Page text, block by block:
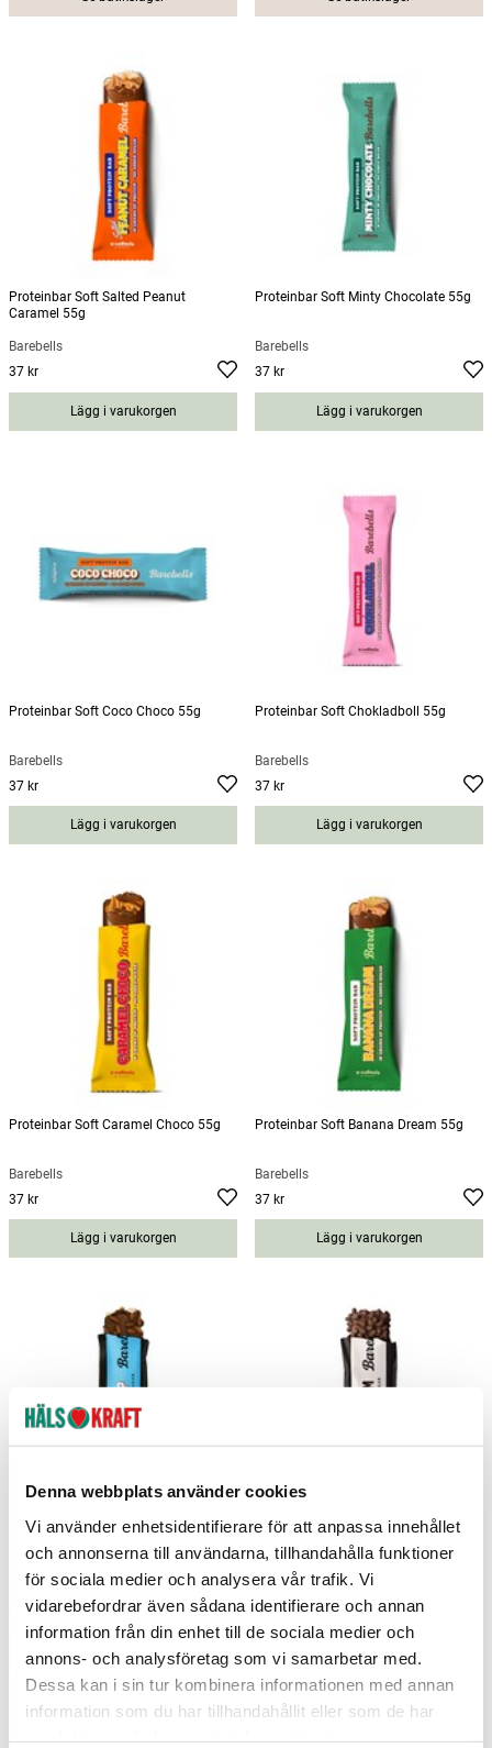
Denna webbplats använder cookies
Vi använder enhetsidentifierare för att anpassa innehållet
och annonserna till användarna, tillhandahålla funktioner
för sociala medier och analysera vår trafik. Vi
vidarebefordrar även sådana identifierare och annan
information från din enhet till de sociala medier och
annons- och analysföretag som vi samarbetar med.
Dessa kan i sin tur kombinera informationen med annan
information som du har tillhandahållit eller som de har
Proteinbar Soft Salted Peanut
Caramel 55g
Barebells
Pris
37 kr
Lägg i varukorgen
Proteinbar Soft Minty Chocolate 55g
Barebells
Pris
37 kr
Lägg i varukorgen
Proteinbar Soft Coco Choco 55g
Barebells
Pris
37 kr
Lägg i varukorgen
Proteinbar Soft Chokladboll 55g
Barebells
Pris
37 kr
Lägg i varukorgen
Proteinbar Soft Caramel Choco 55g
Barebells
Pris
37 kr
Lägg i varukorgen
Proteinbar Soft Banana Dream 55g
Barebells
Pris
37 kr
Lägg i varukorgen
Barebells
Pris:37 kr
37 kr
Se butikslager
Proteinbar Cookies & Cream 55g
Barebells
Pris:37 kr
37 kr
Lägg i varukorgen